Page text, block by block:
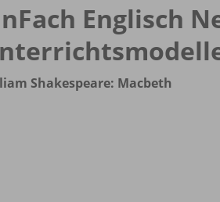
Englisch
Shakespeare: Macbeth